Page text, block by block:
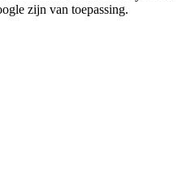
zijn van toepassing.